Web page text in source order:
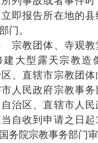
即报告所在地的
门。
宗教团体、寺观教
建大型露天宗教造
、直辖市宗教团
人民政府宗教事务
治区、直辖市人
自收到申请之日起
务院宗教事务部门审